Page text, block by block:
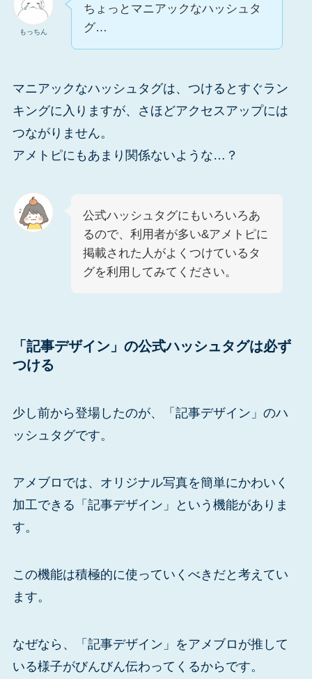
もっちん
ちょっとマニアックなハッシュタ
グ…
マニアックなハッシュタグは、つけるとすぐラン
キングに入りますが、さほどアクセスアップには
つながりません。
アメトピにもあまり関係ないような…？
公式ハッシュタグにもいろいろあ
るので、利用者が多い&アメトピに
掲載された人がよくつけているタ
グを利用してみてください。
「記事デザイン」の公式ハッシュタグは必ず
つける
少し前から登場したのが、「記事デザイン」のハ
ッシュタグです。
アメブロでは、オリジナル写真を簡単にかわいく
加工できる「記事デザイン」という機能がありま
す。
この機能は積極的に使っていくべきだと考えてい
ます。
なぜなら、「記事デザイン」をアメブロが推して
いる様子がびんびん伝わってくるからです。